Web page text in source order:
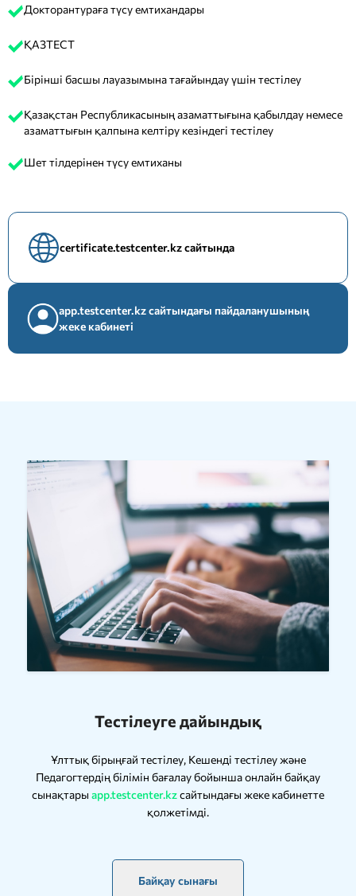
Докторантураға түсу емтихандары
ҚАЗТЕСТ
Бірінші басшы лауазымына тағайындау үшін тестілеу
Қазақстан Республикасының азаматтығына қабылдау немесе
азаматтығын қалпына келтіру кезіндегі тестілеу
Шет тілдерінен түсу емтиханы
certificate.testcenter.kz сайтында
app.testcenter.kz сайтындағы пайдаланушының
жеке кабинеті
Тестілеуге дайындық
Ұлттық бірыңғай тестілеу, Кешенді тестілеу және
Педагогтердің білімін бағалау бойынша онлайн байқау
сынақтары app.testcenter.kzсайтындағы жеке кабинетте
қолжетімді.
Байқау сынағы